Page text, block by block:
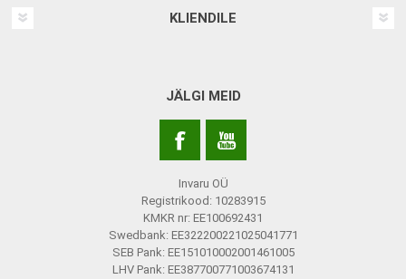
KLIENDILE
JÄLGI MEID
Invaru OÜ
Registrikood: 10283915
KMKR nr: EE100692431
Swedbank: EE322200221025041771
SEB Pank: EE151010002001461005
LHV Pank: EE387700771003674131